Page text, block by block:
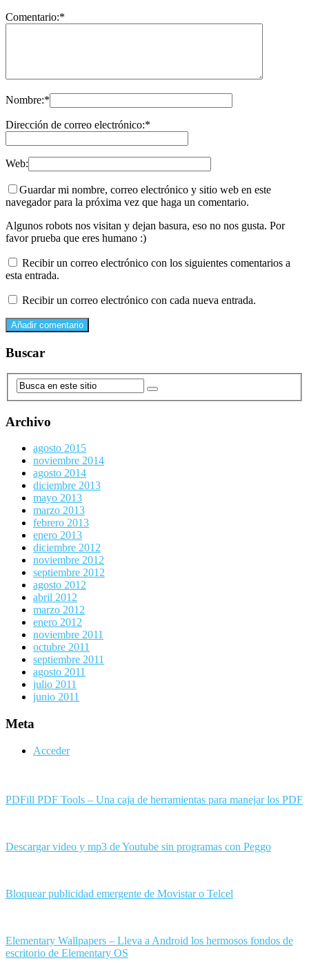
Comentario:*
Nombre:*
Dirección de correo electrónico:*
Web:
Guardar mi nombre, correo electrónico y sitio web en este
navegador para la próxima vez que haga un comentario.
Algunos robots nos visitan y dejan basura, eso no nos gusta. Por
favor prueba que eres humano :)
Recibir un correo electrónico con los siguientes comentarios a
esta entrada.
Recibir un correo electrónico con cada nueva entrada.
Buscar
Archivo
agosto 2015
noviembre 2014
agosto 2014
diciembre 2013
mayo 2013
marzo 2013
febrero 2013
enero 2013
diciembre 2012
noviembre 2012
septiembre 2012
agosto 2012
abril 2012
marzo 2012
enero 2012
noviembre 2011
octubre 2011
septiembre 2011
agosto 2011
julio 2011
junio 2011
Meta
Acceder
PDFill PDF Tools – Una caja de herramientas para manejar los PDF
Descargar video y mp3 de Youtube sin programas con Peggo
Bloquear publicidad emergente de Movistar o Telcel
Elementary Wallpapers – Lleva a Android los hermosos fondos de
escritorio de Elementary OS